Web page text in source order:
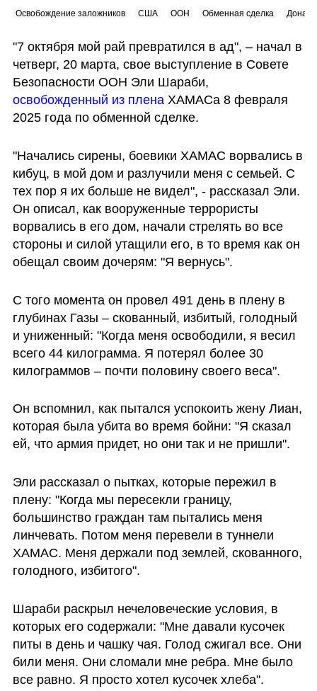
Освобождение заложников США ООН Обменная сделка
"7 октября мой рай превратился в ад", – начал в
четверг, 20 марта, свое выступление в Совете
освобожденный из плена ХАМАСа 8 февраля
2025 года по обменной сделке.
"Начались сирены, боевики ХАМАС ворвались в
кибуц, в мой дом и разлучили меня с семьей. С
тех пор я их больше не видел", - рассказал Эли.
Он описал, как вооруженные террористы
ворвались в его дом, начали стрелять во все
стороны и силой утащили его, в то время как он
обещал своим дочерям: "Я вернусь".
С того момента он провел 491 день в плену в
глубинах Газы – скованный, избитый, голодный
и униженный: "Когда меня освободили, я весил
всего 44 килограмма. Я потерял более 30
килограммов – почти половину своего веса".
Он вспомнил, как пытался успокоить жену Лиан,
которая была убита во время бойни: "Я сказал
ей, что армия придет, но они так и не пришли".
Эли рассказал о пытках, которые пережил в
плену: "Когда мы пересекли границу,
большинство граждан там пытались меня
линчевать. Потом меня перевели в туннели
ХАМАС. Меня держали под землей, скованного,
голодного, избитого".
Шараби раскрыл нечеловеческие условия, в
которых его содержали: "Мне давали кусочек
питы в день и чашку чая. Голод сжигал все. Они
били меня. Они сломали мне ребра. Мне было
все равно. Я просто хотел кусочек хлеба".